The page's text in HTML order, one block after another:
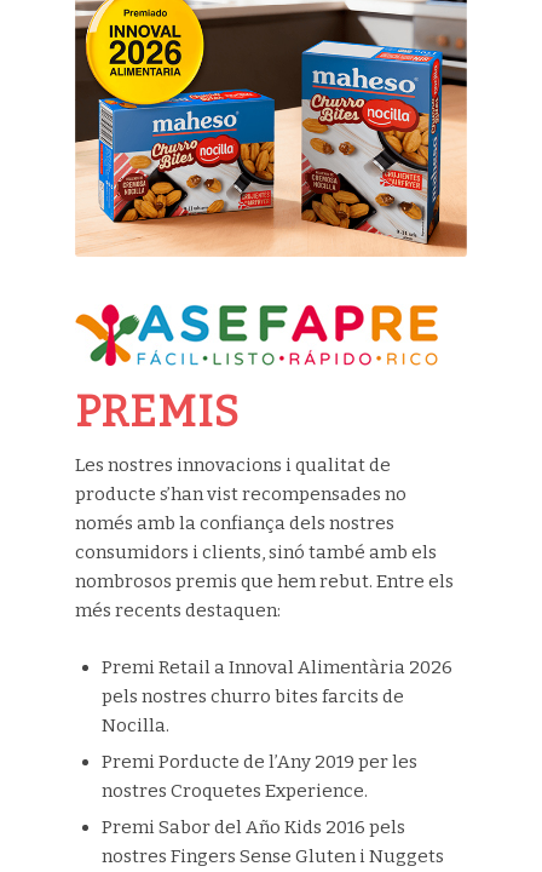
PREMIS
Les nostres innovacions i qualitat de
producte s’han vist recompensades no
només amb la confiança dels nostres
consumidors i clients, sinó també amb els
nombrosos premis que hem rebut. Entre els
més recents destaquen:
Premi Retail a Innoval Alimentària 2026
pels nostres churro bites farcits de
Nocilla.
Premi Porducte de l’Any 2019 per les
nostres Croquetes Experience.
Premi Sabor del Año Kids 2016 pels
nostres Fingers Sense Gluten i Nuggets